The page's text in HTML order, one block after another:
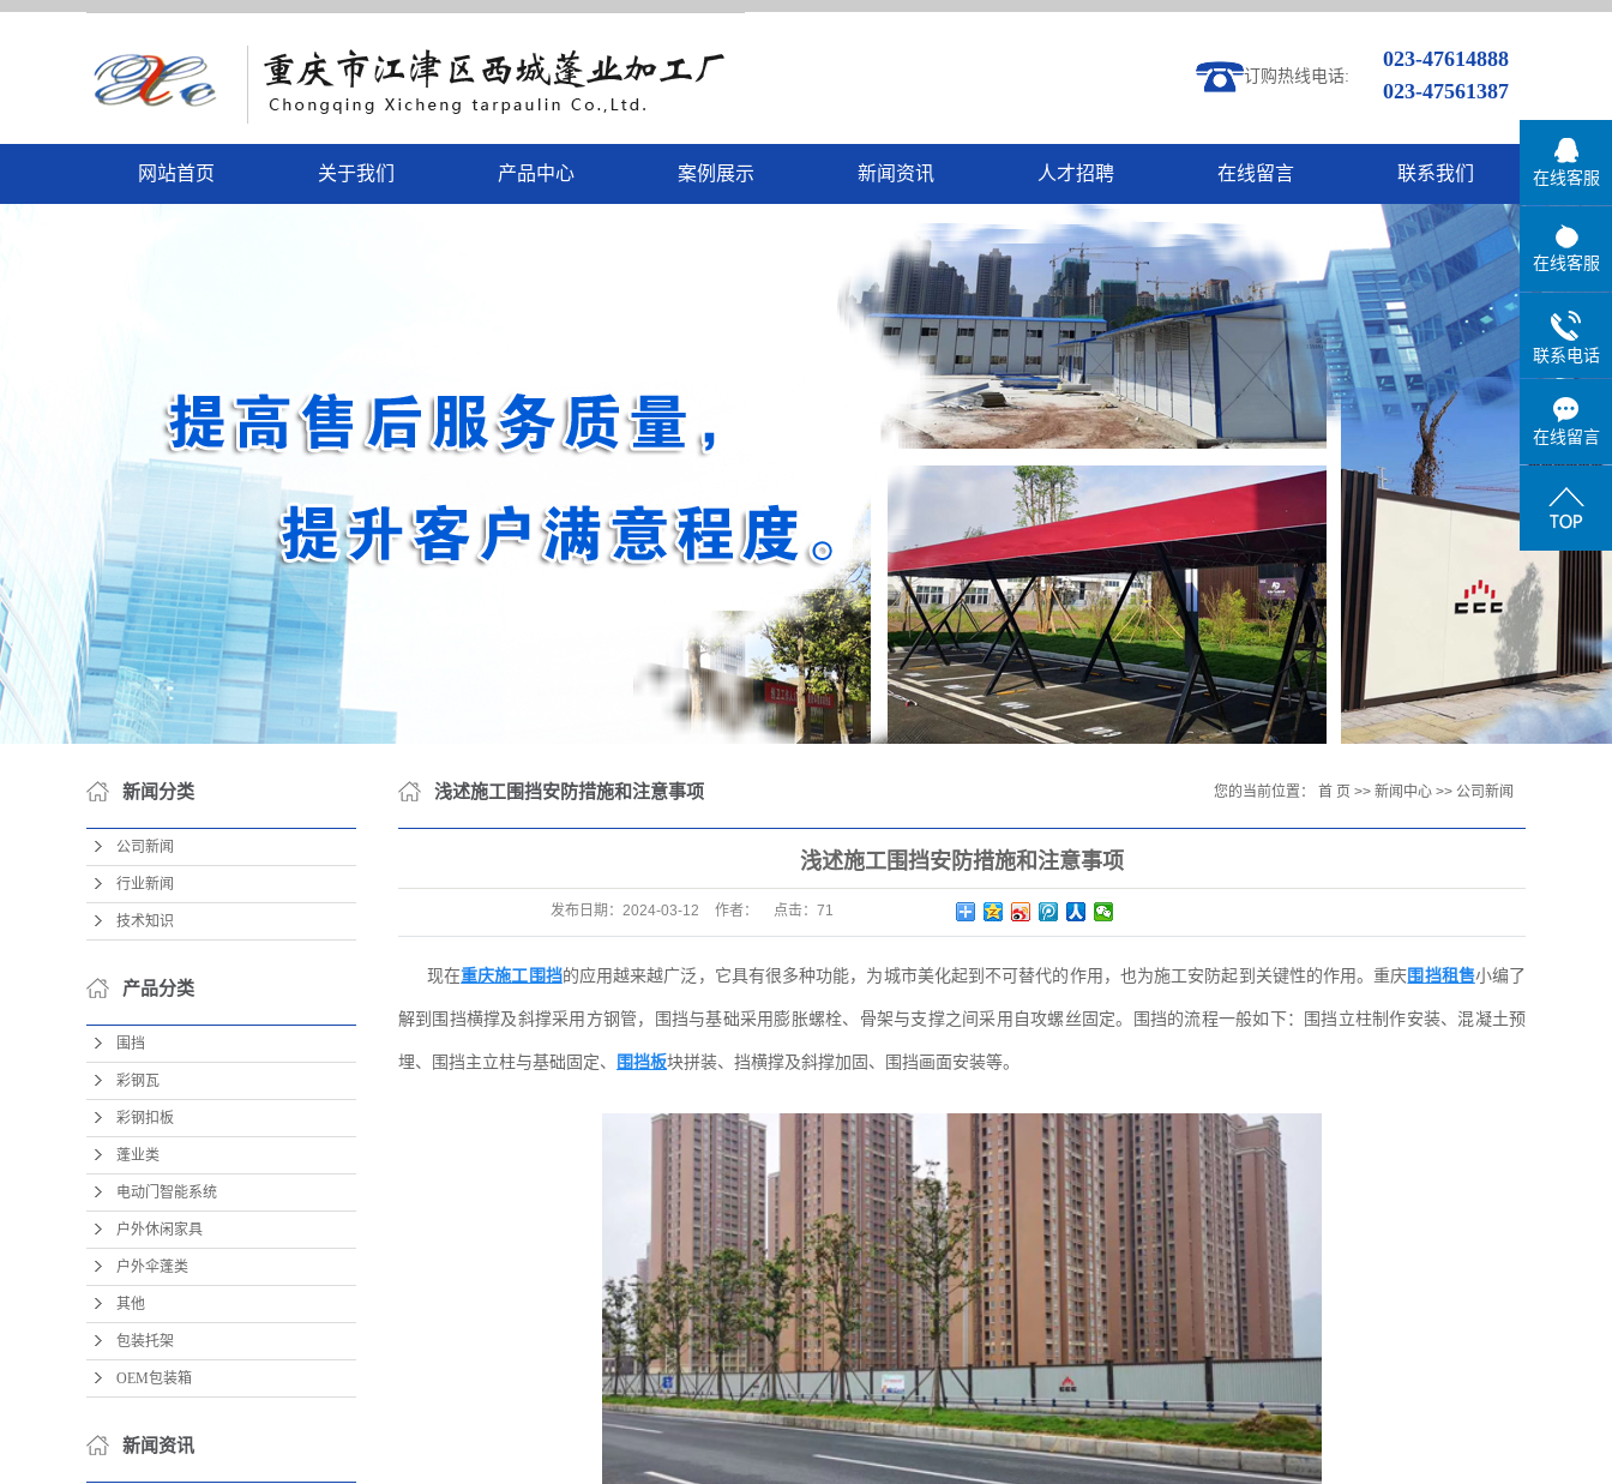
订购热线电话:
023-47614888
023-47561387
网站首页 关于我们 产品中心
电动门智能系统
户外休闲家具
其他
案例展示 新闻资讯
公司新闻
行业新闻
技术知识
人才招聘 在线留言 联系我们
新闻分类
公司新闻
行业新闻
技术知识
产品分类
围挡
彩钢瓦
彩钢扣板
蓬业类
电动门智能系统
户外休闲家具
户外伞蓬类
其他
包装托架
OEM包装箱
新闻资讯
浅述施工围挡安防措施和注意事项 您的当前位置： 首 页 >> 新闻中心 >> 公司新闻
浅述施工围挡安防措施和注意事项
发布日期： 2024-03-12 作者： 点击： 71
现在重庆施工围挡的应用越来越广泛，它具有很多种功能，为城市美化起到不可替代的作用，也为施工安防起到关键性的作用。重庆围挡租售小编了
解到围挡横撑及斜撑采用方钢管，围挡与基础采用膨胀螺栓、骨架与支撑之间采用自攻螺丝固定。围挡的流程一般如下：围挡立柱制作安装、混凝土预
埋、围挡主立柱与基础固定、 围挡板块拼装、挡横撑及斜撑加固、围挡画面安装等。
在线客服
在线客服
联系电话
在线留言